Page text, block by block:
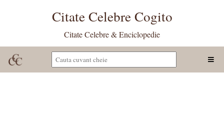
Citate Celebre Cogito
Citate Celebre & Enciclopedie